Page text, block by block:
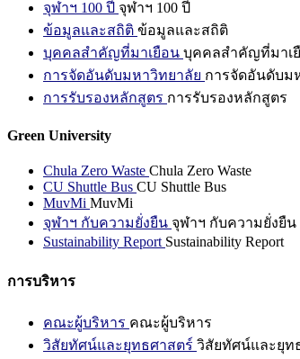
จุฬาฯ 100 ปี จุฬาฯ 100 ปี
ข้อมูลและสถิติ ข้อมูลและสถิติ
บุคคลสำคัญที่มาเยือน บุคคลสำคัญที่มาเ
การจัดอันดับมหาวิทยาลัย การจัดอันดับม
การรับรองหลักสูตร การรับรองหลักสูตร
Green University
Chula Zero Waste Chula Zero Waste
CU Shuttle Bus CU Shuttle Bus
MuvMi MuvMi
จุฬาฯ กับความยั่งยืน จุฬาฯ กับความยั่งยืน
Sustainability Report Sustainability Report
การบริหาร
คณะผู้บริหาร คณะผู้บริหาร
วิสัยทัศน์และยุทธศาสตร์ วิสัยทัศน์และยุท